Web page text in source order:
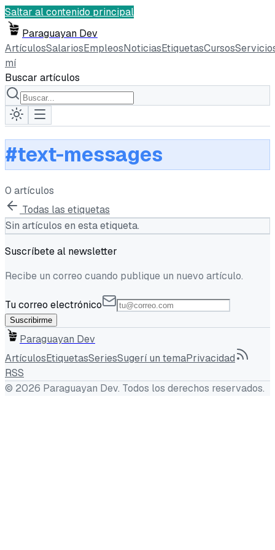
Saltar al contenido principal
Paraguayan Dev
ArtículosSalariosEmpleosNoticiasEtiquetasCursos
mí
Buscar artículos
#text-messages
0 artículos
Todas las etiquetas
Sin artículos en esta etiqueta.
Suscríbete al newsletter
Recibe un correo cuando publique un nuevo artículo.
Tu correo electrónico
Suscribirme
Paraguayan Dev
ArtículosEtiquetasSeriesSugerí un temaPrivacidad
RSS
© 2026 Paraguayan Dev. Todos los derechos reservados.